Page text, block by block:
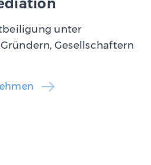
unter
Gesellschaftern